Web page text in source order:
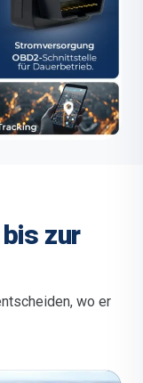
zur
wo er